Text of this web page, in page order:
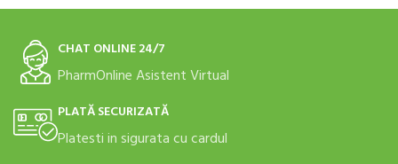
CHAT ONLINE 24/7
PharmOnline Asistent Virtual
PLATĂ SECURIZATĂ
Platesti in sigurata cu cardul